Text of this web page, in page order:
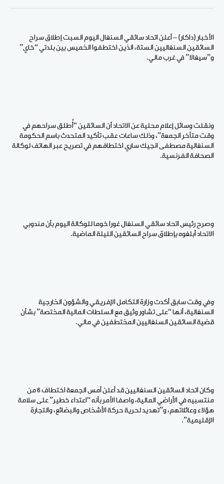
الفيسبوكPinterest
لينكد WhatsApp
الإيميل
الأخبار (داكار) – أعلن اتحاد سائقي السنغال اليوم السبت إطلاق سراح
السائقين السنغاليين الستة، الذين اختطفوا الخميس بين بلدتي “خاي”
و”سيغالا” في غرب مالي.
ونقلت وسائل إعلام محلية عن الاتحاد أن السائقين “أُطلق سراحهم في
وقت متأخر الجمعة”، وذلك ساعات عقب تأكيد المتحدث باسم الحكومة
السنغالية مصطفى انجيك ساري اختطافهم في تصريح عبر الهاتف لوكالة
الصحافة الفرنسية.
وصرح رئيس اتحاد سائقي السنغال غورا خوما للوكالة اليوم بأن مندوبي
الاتحاد أبلغوه بإطلاق سراح السائقين الليلة الماضية.
وفي وقت سابق أكدت وزارة التكامل الإفريقي والشؤون الخارجية
السنغالية، أنها “على تشاور وثيق مع السلطات المالية المختصة” بشأن
قضية السائقين السنغاليين المختطفين في مالي.
وكان اتحاد السائقين السنغاليين قد أعلن أمس الجمعة اختطاف 6 من
منتسبيه في الأراضي المالية، واصفا الأمر بأنه “اعتداء خطير” على سلامة
هؤلاء وعائلاتهم، و”تهديد لحرية حركة الأشخاص والبضائع، والتجارة
الإقليمية”.